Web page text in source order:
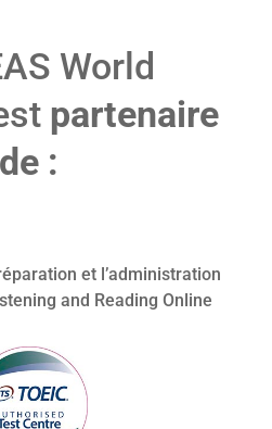
World
partenaire
de :
et l’administration
and Reading Online